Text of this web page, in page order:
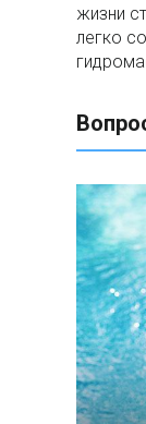
жизни
легко